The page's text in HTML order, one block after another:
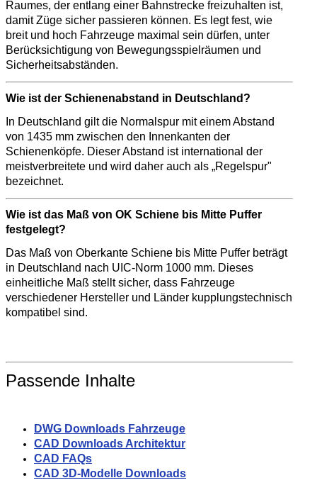
Raumes, der entlang einer Bahnstrecke freizuhalten ist,
damit Züge sicher passieren können. Es legt fest, wie
breit und hoch Fahrzeuge maximal sein dürfen, unter
Berücksichtigung von Bewegungsspielräumen und
Sicherheitsabständen.
Wie ist der Schienenabstand in Deutschland?
In Deutschland gilt die Normalspur mit einem Abstand
von 1435 mm zwischen den Innenkanten der
Schienenköpfe. Dieser Abstand ist international der
meistverbreitete und wird daher auch als „Regelspur"
bezeichnet.
Wie ist das Maß von OK Schiene bis Mitte Puffer
festgelegt?
Das Maß von Oberkante Schiene bis Mitte Puffer beträgt
in Deutschland nach UIC-Norm 1000 mm. Dieses
einheitliche Maß stellt sicher, dass Fahrzeuge
verschiedener Hersteller und Länder kupplungstechnisch
kompatibel sind.
Passende Inhalte
DWG Downloads Fahrzeuge
CAD Downloads Architektur
CAD FAQs
CAD 3D-Modelle Downloads